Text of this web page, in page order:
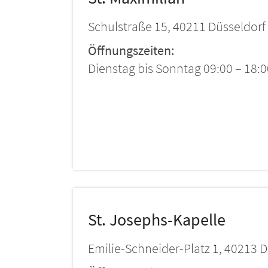
Schulstraße 15, 40211 Düsseldorf
Öffnungszeiten:
Dienstag bis Sonntag 09:00 –
St. Josephs-Kapelle
Emilie-Schneider-Platz 1, 40213